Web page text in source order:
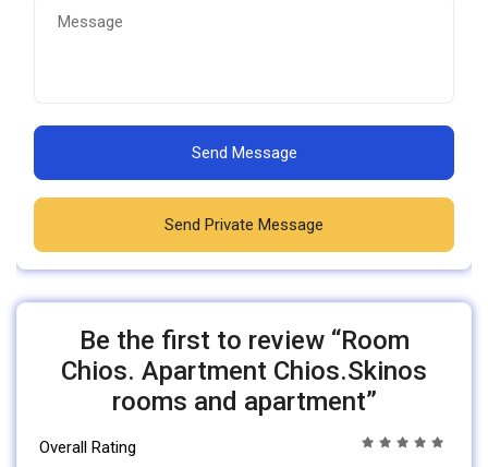
Send Message
Send Private Message
Be the first to review “Room
Chios. Apartment Chios.Skinos
rooms and apartment”
Overall Rating